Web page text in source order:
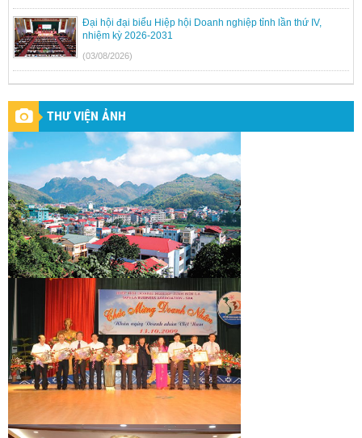
Đại hội đại biểu Hiệp hội Doanh nghiệp tỉnh lần thứ IV,
nhiệm kỳ 2026-2031
(03/08/2026)
THƯ VIỆN ẢNH